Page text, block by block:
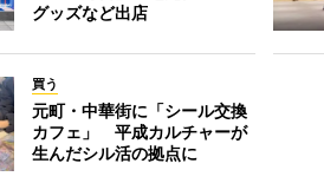
グッズなど出店
買う
元町・中華街に「シール交換
カフェ」 平成カルチャーが
生んだシル活の拠点に